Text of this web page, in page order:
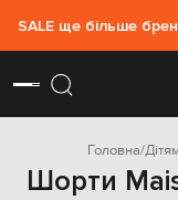
SALE ще більше
Головна
Шорти